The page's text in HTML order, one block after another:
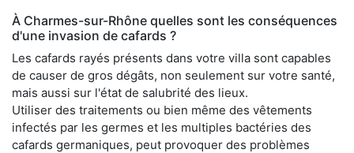
À Charmes-sur-Rhône quelles sont les conséquences
d'une invasion de cafards ?
Les cafards rayés présents dans votre villa sont capables
de causer de gros dégâts, non seulement sur votre santé,
mais aussi sur l'état de salubrité des lieux.
Utiliser des traitements ou bien même des vêtements
infectés par les germes et les multiples bactéries des
cafards germaniques, peut provoquer des problèmes